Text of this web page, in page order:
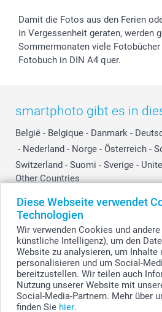
Diese Webseite verwendet
Technologien
Wir verwenden Cookies und
künstliche Intelligenz), um den
Website zu analysieren, um Inhalte
personalisieren und um Social-
bereitzustellen. Wir teilen auch
Nutzung unserer Website mit
Social-Media-Partnern. Mehr über
finden Sie hier.
Damit die Fotos aus den Ferien
in Vergessenheit geraten, werden
Sommermonaten viele
Fotobuch in DIN A4 quer.
smartphoto gibt es in
België - Belgique - Danmark -
- Nederland - Norge - Österreich -
Switzerland - Suomi - Sverige -
Other Countries
© smartphoto Group. Alle
Alle Preise verstehen sich in Schweizer
Versandkosten.